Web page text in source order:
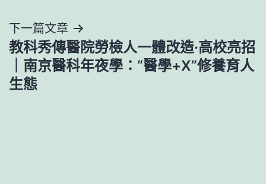
覽
下一篇文章
教科秀傳醫院勞檢人一體改造·高校亮招
｜南京醫科年夜學：“醫學+X”修養育人
生態